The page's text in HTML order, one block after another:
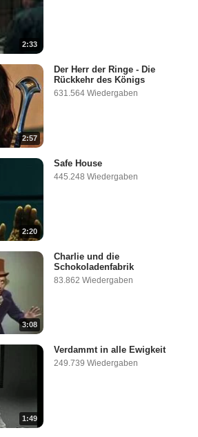
2:33
2:57
Der Herr der Ringe - Die
Rückkehr des Königs
631.564 Wiedergaben
2:20
Safe House
445.248 Wiedergaben
3:08
Charlie und die
Schokoladenfabrik
83.862 Wiedergaben
1:49
Verdammt in alle Ewigkeit
249.739 Wiedergaben